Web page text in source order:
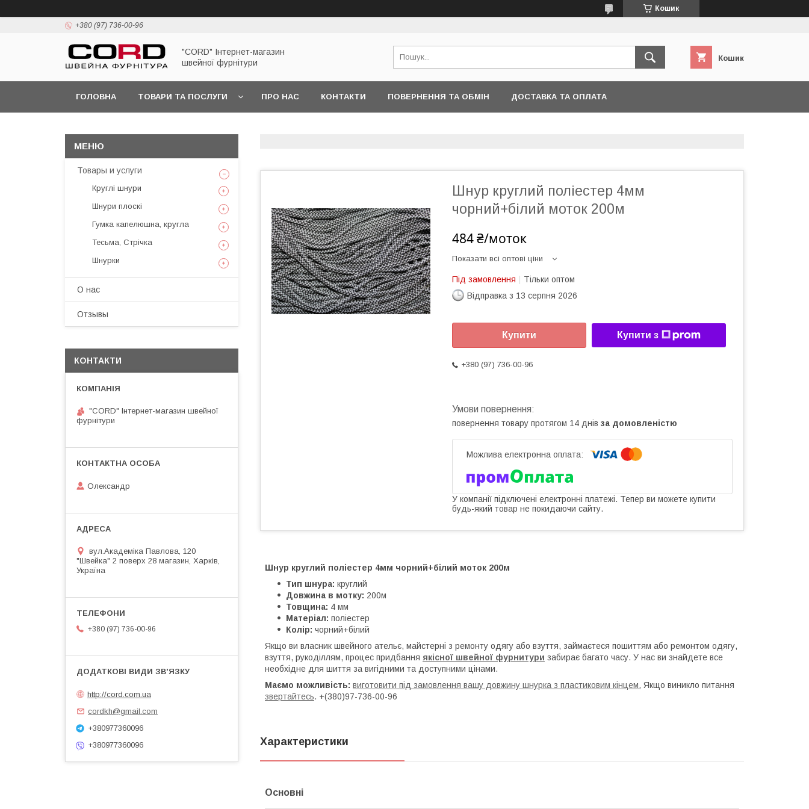
Кошик
+380 (97) 736-00-96
"CORD" Інтернет-магазин
швейної фурнітури
Кошик
ГОЛОВНА ТОВАРИ ТА ПОСЛУГИ ПРО НАС КОНТАКТИ ПОВЕРНЕННЯ ТА ОБМІН ДОСТАВКА ТА ОПЛАТА
Шнур круглий поліестер 4мм
чорний+білий моток 200м
484 ₴/моток
Показати всі оптові ціни
Під замовлення
Тільки оптом
Відправка з 13 серпня 2026
Купити Купити з
+380 (97) 736-00-96
повернення товару протягом 14 днів за домовленістю
У компанії підключені електронні платежі. Тепер ви можете купити
будь-який товар не покидаючи сайту.
Шнур круглий поліестер 4мм чорний+білий моток 200м
Тип шнура: круглий
Довжина в мотку: 200м
Товщина: 4 мм
Матеріал: поліестер
Колір: чорний+білий
Якщо ви власник швейного ательє, майстерні з ремонту одягу або взуття, займаєтеся пошиттям або ремонтом одягу,
взуття, рукоділлям, процес придбання якісної швейної фурнитури забирає багато часу. У нас ви знайдете все
необхідне для шиття за вигідними та доступними цінами.
Маємо можливість: виготовити під замовлення вашу довжину шнурка з пластиковим кінцем. Якщо виникло питання
звертайтесь. +(380)97-736-00-96
Характеристики
Основні
Товары и услуги
Круглі шнури
Шнури плоскі
Гумка капелюшна, кругла
Тесьма, Стрічка
Шнурки
О нас
Отзывы
КОНТАКТИ
"CORD" Інтернет-магазин швейної
фурнітури
Олександр
вул.Академіка Павлова, 120
"Швейка" 2 поверх 28 магазин, Харків,
Україна
+380 (97) 736-00-96
http://cord.com.ua
cordkh@gmail.com
+380977360096
+380977360096